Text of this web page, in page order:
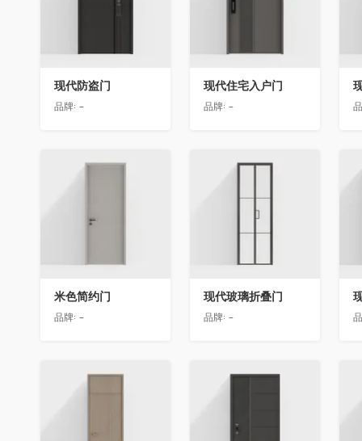
现代防盗门
品牌: -
现代住宅入户门
品牌: -
收藏
米色简约门
品牌: -
收藏
现代玻璃折叠门
品牌: -
收藏 收藏